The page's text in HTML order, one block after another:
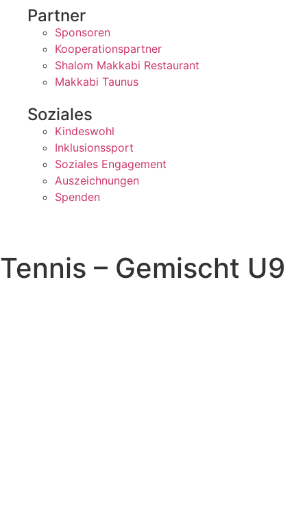
Partner
Sponsoren
Kooperationspartner
Shalom Makkabi Restaurant
Makkabi Taunus
Soziales
Kindeswohl
Inklusionssport
Soziales Engagement
Auszeichnungen
Spenden
Tennis – Gemischt U9